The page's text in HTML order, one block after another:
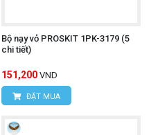
Bộ nạy vỏ PROSKIT 1PK-3179 (5
chi tiết)
151,200 VND
ĐẶT MUA